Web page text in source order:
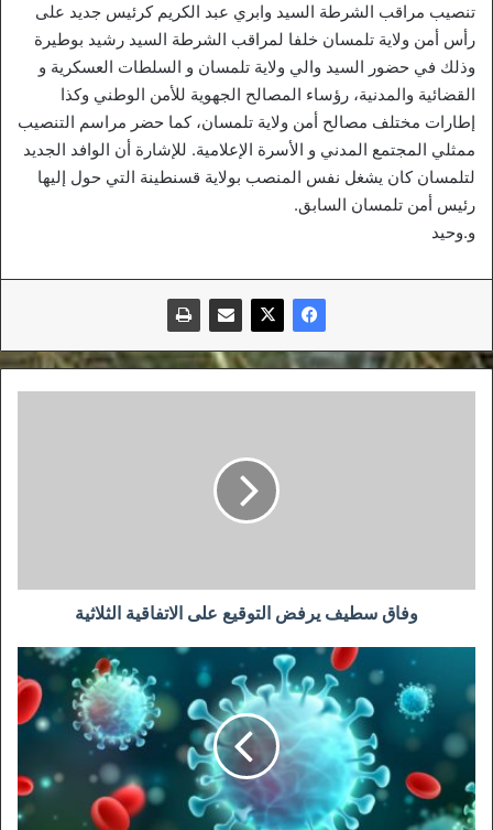
تنصيب مراقب الشرطة السيد وابري عبد الكريم كرئيس جديد على
رأس أمن ولاية تلمسان خلفا لمراقب الشرطة السيد رشيد بوطيرة
وذلك في حضور السيد والي ولاية تلمسان و السلطات العسكرية و
القضائية والمدنية، رؤساء المصالح الجهوية للأمن الوطني وكذا
إطارات مختلف مصالح أمن ولاية تلمسان، كما حضر مراسم التنصيب
ممثلي المجتمع المدني و الأسرة الإعلامية. للإشارة أن الوافد الجديد
لتلمسان كان يشغل نفس المنصب بولاية قسنطينة التي حول إليها
رئيس أمن تلمسان السابق.
و.وحيد
وفاق سطيف يرفض التوقيع على الاتفاقية الثلاثية
لإصابات
في
الجزائر..
494
حالة